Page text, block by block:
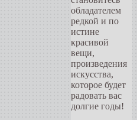
обладателем
редкой и по
истине
красивой
вещи,
произведения
искусства,
которое будет
радовать вас
долгие годы!